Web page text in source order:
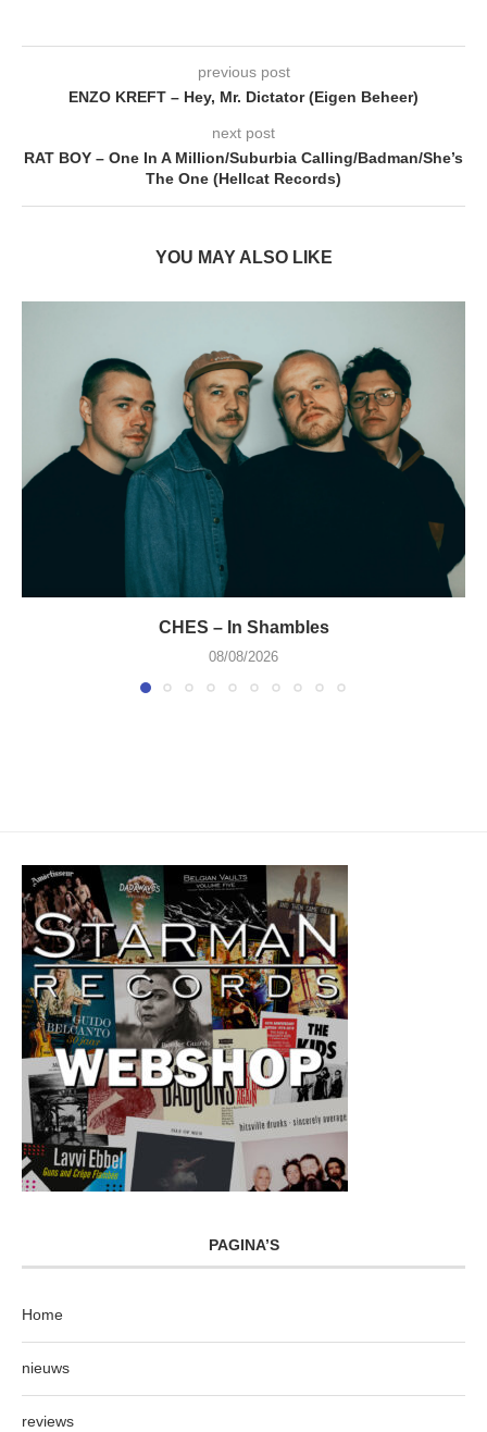
previous post
ENZO KREFT – Hey, Mr. Dictator (Eigen Beheer)
next post
RAT BOY – One In A Million/Suburbia Calling/Badman/She’s
The One (Hellcat Records)
YOU MAY ALSO LIKE
CHES – In Shambles
08/08/2026
PAGINA’S
Home
nieuws
reviews